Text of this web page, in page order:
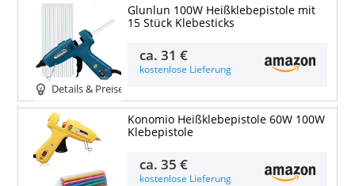
Details & Preise
Glunlun 100W Heißklebepistole mit
15 Stück Klebesticks
ca.31 €
kostenlose Lieferung
Konomio Heißklebepistole 60W 100W
Klebepistole
ca.35 €
kostenlose Lieferung